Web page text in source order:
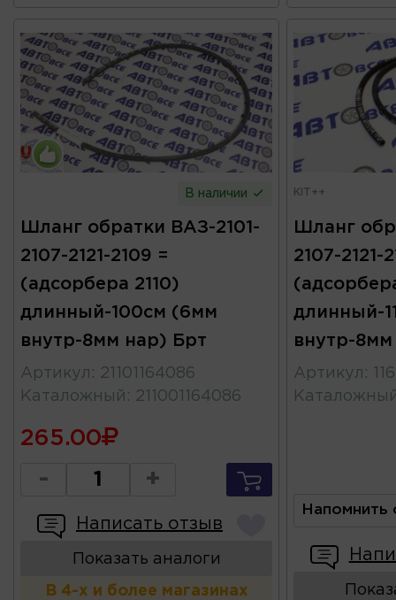
В наличии
Шланг обратки ВАЗ-2101-
2107-2121-2109 =
(адсорбера 2110)
длинный-100см (6мм
внутр-8мм нар) Брт
Артикул : 21101164086
Каталожный : 211001164086
265.00
- +
Написать отзыв
Показать аналоги
В 4-х и более магазинах
KIT++
Шланг
2107-2121-
длинный-
внутр-8мм
Артикул :
Напомнить